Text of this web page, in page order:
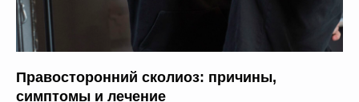
Правосторонний сколиоз: причины,
симптомы и лечение